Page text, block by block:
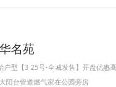
名苑
型【3 25号-全城发售】开盘优惠
阳台️管道燃气️家在公园旁️房